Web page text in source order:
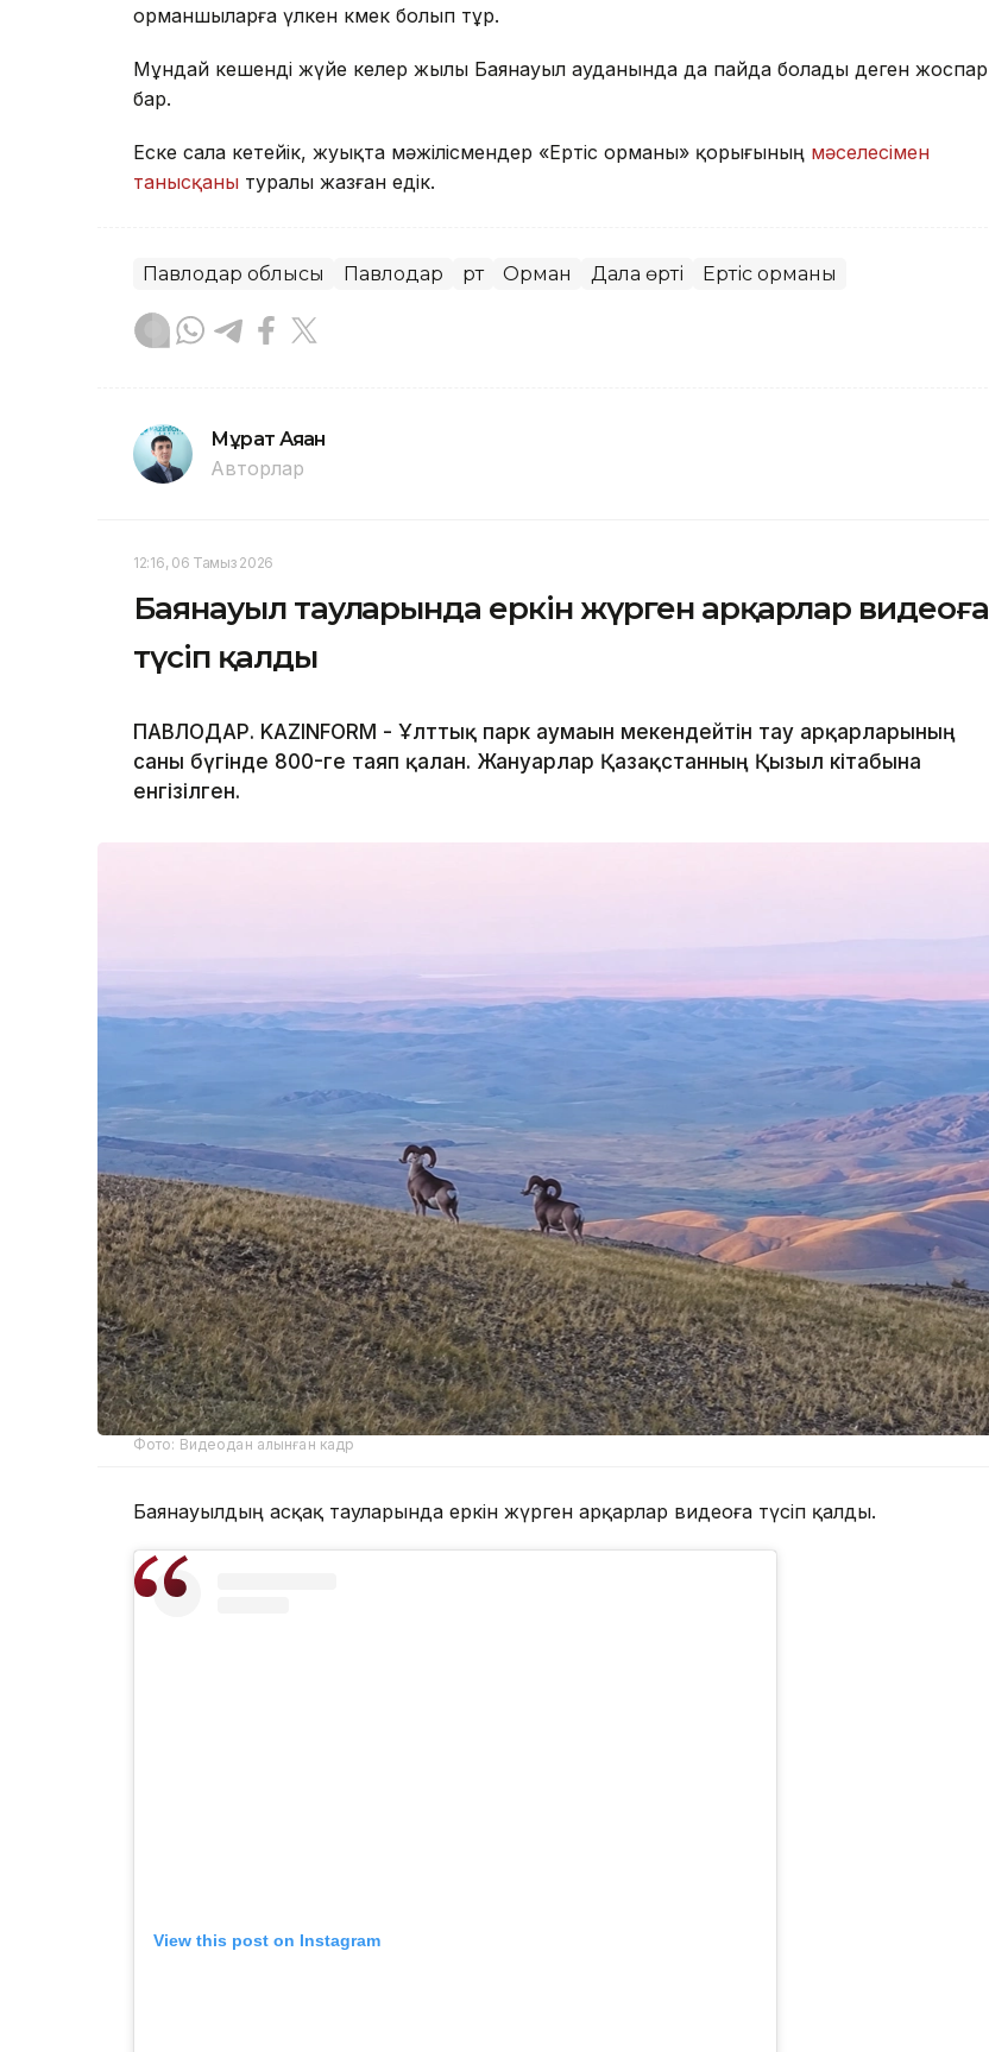
орманшыларға үлкен көмек болып тұр.
Мұндай кешенді жүйе келер жылы Баянауыл ауданында да пайда болады деген жоспар
бар.
Еске сала кетейік, жуықта мәжілісмендер «Ертіс орманы» қорығының мәселесімен
танысқаны туралы жазған едік.
Павлодар облысы Павлодар Өрт Орман Дала өрті Ертіс орманы
Мұрат Аяған
Авторлар
12:16, 06 Тамыз 2026
Баянауыл тауларында еркін жүрген арқарлар видеоға
түсіп қалды
ПАВЛОДАР. KAZINFORM - Ұлттық парк аумағын мекендейтін тау арқарларының
саны бүгінде 800-ге таяп қалған. Жануарлар Қазақстанның Қызыл кітабына
енгізілген.
Фото: Видеодан алынған кадр
Баянауылдың асқақ тауларында еркін жүрген арқарлар видеоға түсіп қалды.
View this post on Instagram